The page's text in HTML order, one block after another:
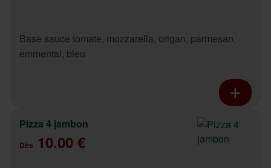
Base sauce tomate, mozzarella, origan, parmesan,
emmental, bleu
Pizza 4 jambon
Dès 10.00 €